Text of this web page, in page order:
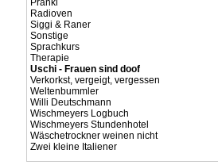
Pränki
Radioven
Siggi & Raner
Sonstige
Sprachkurs
Therapie
Uschi - Frauen sind doof
Verkorkst, vergeigt, vergessen
Weltenbummler
Willi Deutschmann
Wischmeyers Logbuch
Wischmeyers Stundenhotel
Wäschetrockner weinen nicht
Zwei kleine Italiener